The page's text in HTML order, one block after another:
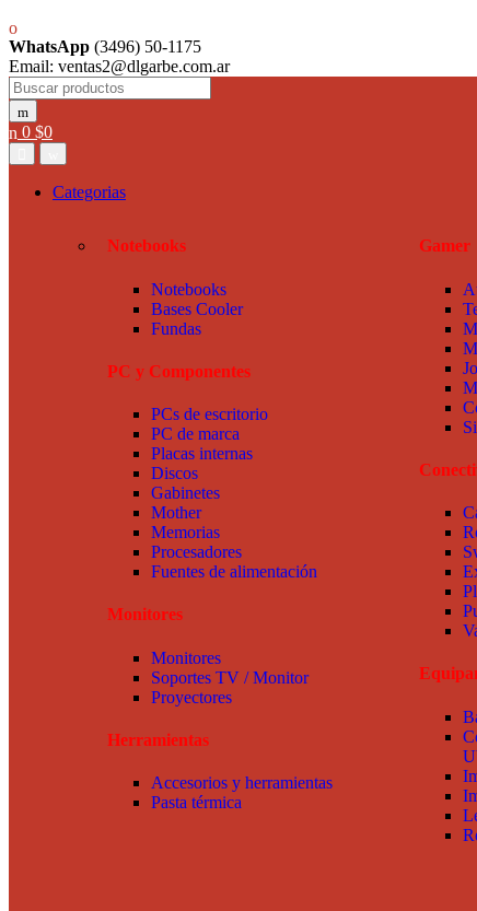
WhatsApp (3496) 50-1175
Email: ventas2@dlgarbe.com.ar
0 $0
Categorias
Notebooks
Notebooks
Bases Cooler
Fundas
PC y Componentes
PCs de escritorio
PC de marca
Placas internas
Discos
Gabinetes
Mother
Memorias
Procesadores
Fuentes de alimentación
Monitores
Monitores
Soportes TV / Monitor
Proyectores
Herramientas
Accesorios y herramientas
Pasta térmica
Gamer